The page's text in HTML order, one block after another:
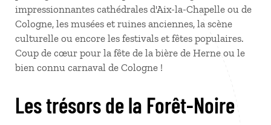
impressionnantes cathédrales d'Aix-la-Chapelle ou de
Cologne, les musées et ruines anciennes, la scène
culturelle ou encore les festivals et fêtes populaires.
Coup de cœur pour la fête de la bière de Herne ou le
bien connu carnaval de Cologne !
Les trésors de la Forêt-Noire